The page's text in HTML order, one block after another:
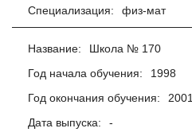
Специализация:
физ-мат
Название:
Школа № 170
Год начала обучения:
1998
Год окончания обучения:
2001
Дата выпуска:
-